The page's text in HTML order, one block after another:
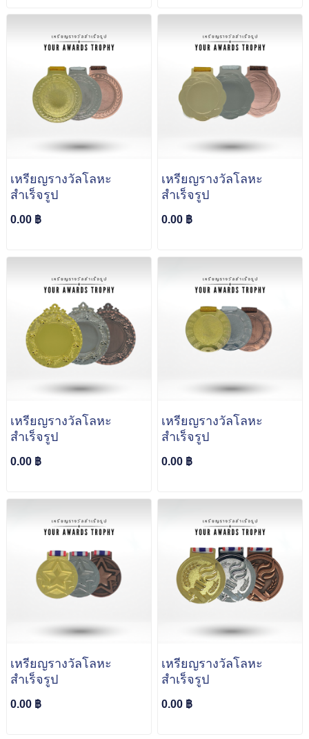
เหรียญรางวัลโลหะ
สำเร็จรูป
0.00 ฿
เหรียญรางวัลโลหะ
สำเร็จรูป
0.00 ฿
เหรียญรางวัลโลหะ
สำเร็จรูป
0.00 ฿
เหรียญรางวัลโลหะ
สำเร็จรูป
0.00 ฿
เหรียญรางวัลโลหะ
สำเร็จรูป
0.00 ฿
เหรียญรางวัลโลหะ
สำเร็จรูป
0.00 ฿